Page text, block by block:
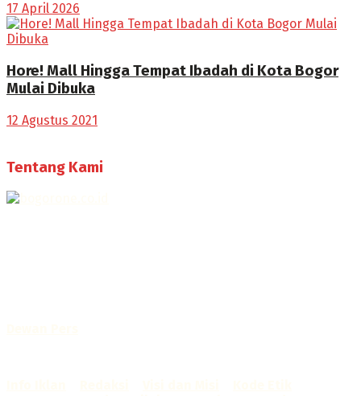
17 April 2026
Hore! Mall Hingga Tempat Ibadah di Kota Bogor
Mulai Dibuka
12 Agustus 2021
Tentang Kami